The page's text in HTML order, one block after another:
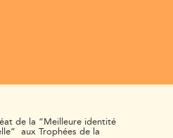
de la “Meilleure identité
aux Trophées de la